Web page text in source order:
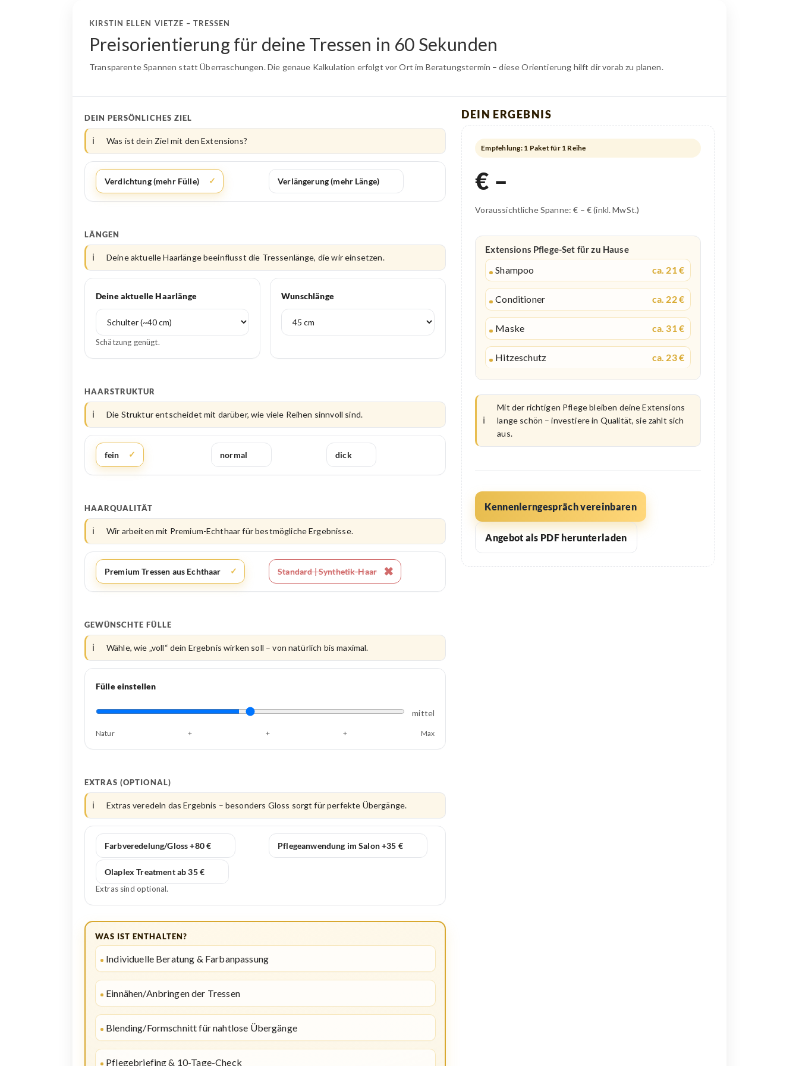
KIRSTIN ELLEN VIETZE – TRESSEN
Preisorientierung für deine Tressen in 60 Sekunden
Transparente Spannen statt Überraschungen. Die genaue Kalkulation erfolgt vor Ort im Beratungstermin – diese Orientierung hilft dir vorab zu planen.
DEIN PERSÖNLICHES ZIEL
Was ist dein Ziel mit den Extensions?
Verdichtung (mehr Fülle) Verlängerung (mehr Länge)
LÄNGEN
Deine aktuelle Haarlänge beeinflusst die Tressenlänge, die wir einsetzen.
Deine aktuelle Haarlänge
Schätzung genügt.
Wunschlänge
HAARSTRUKTUR
Die Struktur entscheidet mit darüber, wie viele Reihen sinnvoll sind.
fein normal dick
HAARQUALITÄT
Wir arbeiten mit Premium-Echthaar für bestmögliche Ergebnisse.
Premium Tressen aus Echthaar Standard | Synthetik-Haar
GEWÜNSCHTE FÜLLE
Wähle, wie „voll“ dein Ergebnis wirken soll – von natürlich bis maximal.
Fülle einstellen
mittel
Natur + + + Max
EXTRAS (OPTIONAL)
Extras veredeln das Ergebnis – besonders Gloss sorgt für perfekte Übergänge.
Farbveredelung/Gloss +80 € Pflegeanwendung im Salon +35 €
Olaplex Treatment ab 35 €
Extras sind optional.
DEIN ERGEBNIS
Empfehlung: 1 Paket für 1 Reihe
€ –
Voraussichtliche Spanne: € – € (inkl. MwSt.)
Extensions Pflege-Set für zu Hause
Shampoo ca. 21 €
Conditioner ca. 22 €
Maske ca. 31 €
Hitzeschutz ca. 23 €
Mit der richtigen Pflege bleiben deine Extensions
lange schön – investiere in Qualität, sie zahlt sich
aus.
Kennenlerngespräch vereinbaren
Angebot als PDF herunterladen
WAS IST ENTHALTEN?
Individuelle Beratung & Farbanpassung
Einnähen/Anbringen der Tressen
Blending/Formschnitt für nahtlose Übergänge
Pflegebriefing & 10-Tage-Check